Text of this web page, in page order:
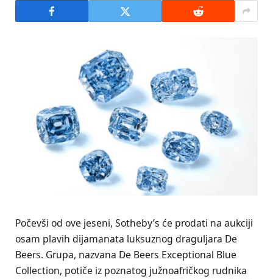
Počevši od ove jeseni, Sotheby’s će prodati na aukciji
osam plavih dijamanata luksuznog draguljara De
Beers. Grupa, nazvana De Beers Exceptional Blue
Collection, potiče iz poznatog južnoafričkog rudnika